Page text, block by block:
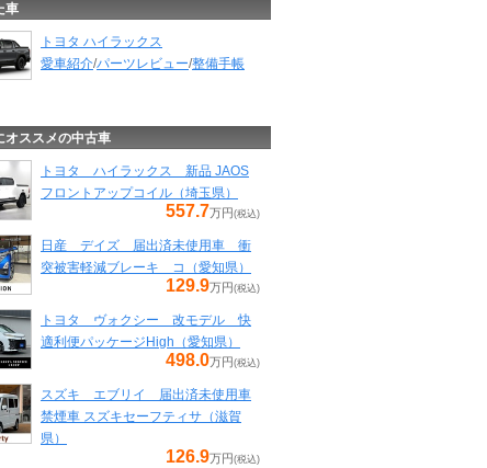
車
トヨタ ハイラックス
愛車紹介/パーツレビュー/整備手帳
オススメの中古車
トヨタ ハイラックス 新品 JAOS
フロントアップコイル（埼玉県）
557.7万円 (税込)
日産 デイズ 届出済未使用車 衝
突被害軽減ブレーキ コ（愛知県）
129.9万円 (税込)
トヨタ ヴォクシー 改モデル 快
適利便パッケージHigh（愛知県）
498.0万円 (税込)
スズキ エブリイ 届出済未使用車
禁煙車 スズキセーフティサ（滋賀
県）
126.9万円 (税込)